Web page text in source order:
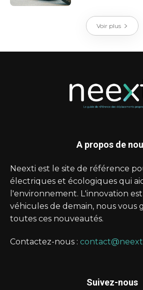
Voir plus
A propos de
Neexti est le site de référence
électriques et écologiques qui
l'environnement. L'innovation
véhicules de demain, nous vous
toutes ces nouveautés.
Contactez-nous :
Suivez-nous